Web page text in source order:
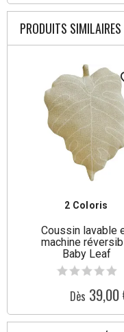
PRODUITS SIMILAIRES
2 Coloris
Coussin lavable
machine
Baby Leaf
Dès 39,00